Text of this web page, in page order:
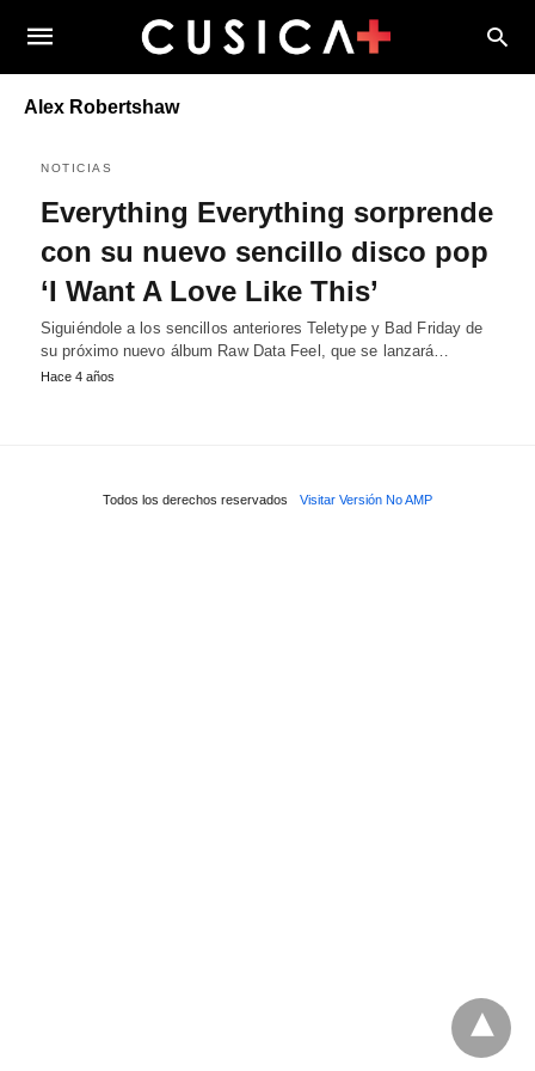
Alex Robertshaw
NOTICIAS
Everything Everything sorprende
con su nuevo sencillo disco pop
‘I Want A Love Like This’
Siguiéndole a los sencillos anteriores Teletype y Bad Friday de
su próximo nuevo álbum Raw Data Feel, que se lanzará…
Hace 4 años
Todos los derechos reservados Visitar Versión No AMP